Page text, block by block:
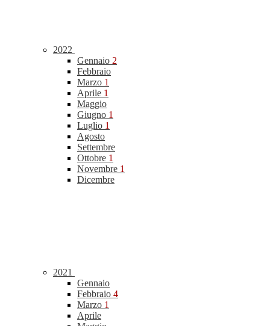
2022
Gennaio 2
Febbraio
Marzo 1
Aprile 1
Maggio
Giugno 1
Luglio 1
Agosto
Settembre
Ottobre 1
Novembre 1
Dicembre
2021
Gennaio
Febbraio 4
Marzo 1
Aprile